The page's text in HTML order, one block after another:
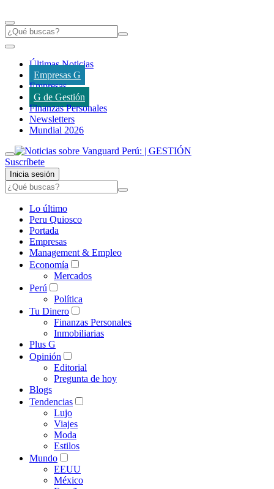
Últimas Noticias
Empresas G
Empresas
G de Gestión
Finanzas Personales
Newsletters
Mundial 2026
Suscríbete
Inicia sesión
Lo último
Peru Quiosco
Portada
Empresas
Management & Empleo
Economía
Mercados
Perú
Política
Tu Dinero
Finanzas Personales
Inmobiliarias
Plus G
Opinión
Editorial
Pregunta de hoy
Blogs
Tendencias
Lujo
Viajes
Moda
Estilos
Mundo
EEUU
México